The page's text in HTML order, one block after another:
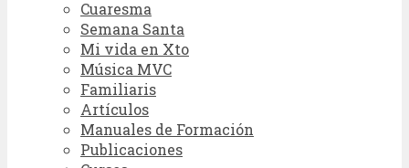
Cuaresma
Semana Santa
Mi vida en Xto
Música MVC
Familiaris
Artículos
Manuales de Formación
Publicaciones